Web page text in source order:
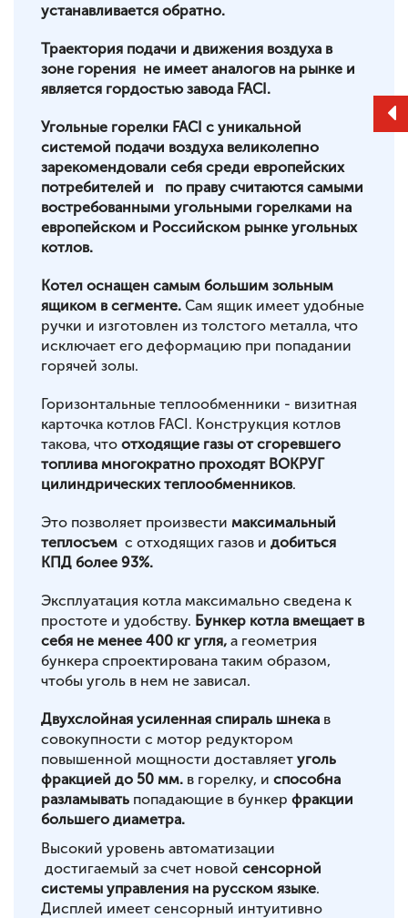
устанавливается обратно.
Траектория подачи и движения воздуха в
зоне горения не имеет аналогов на рынке и
является гордостью завода FACI.
Угольные горелки FACI c уникальной
системой подачи воздуха великолепно
зарекомендовали себя среди европейских
потребителей и по праву считаются самыми
востребованными угольными горелками на
европейском и Российском рынке угольных
котлов.
Котел оснащен самым большим зольным
ящиком в сегменте. Сам ящик имеет удобные
ручки и изготовлен из толстого металла, что
исключает его деформацию при попадании
горячей золы.
Горизонтальные теплообменники - визитная
карточка котлов FACI. Конструкция котлов
такова, что отходящие газы от сгоревшего
топлива многократно проходят ВОКРУГ
цилиндрических теплообменников.
Это позволяет произвести максимальный
теплосъем с отходящих газов и добиться
КПД более 93%.
Эксплуатация котла максимально сведена к
простоте и удобству. Бункер котла вмещает в
себя не менее 400 кг угля, а геометрия
бункера спроектирована таким образом,
чтобы уголь в нем не зависал.
Двухслойная усиленная спираль шнека в
совокупности с мотор редуктором
повышенной мощности доставляет уголь
фракцией до 50 мм. в горелку, и способна
разламывать попадающие в бункер фракции
большего диаметра.
Высокий уровень автоматизации
достигаемый за счет новой сенсорной
системы управления на русском языке.
Дисплей имеет сенсорный интуитивно